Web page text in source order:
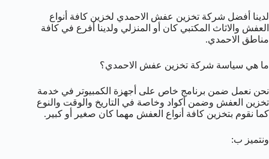
لدينا أفضل شركة تخزين عفش الاحمدي لخزين كافة أنواع
العفش والاثاث المكتبي كان أو المنزلي ولدينا أفرع في كافة
مناطق الاحمدي.
ما هي سياسة شركة تخزين عفش الاحمدي؟
نحن نعمل ضمن برنامج خاص على أجهزة الكمبيوتر في خدمة
تخزين العفش وضمن أكواد وخاصة في التاريخ والوقت والنوع
كما نقوم بتخزين كافة أنواع العفش مهما كان صغير أو كبير.
ونتميز ب: